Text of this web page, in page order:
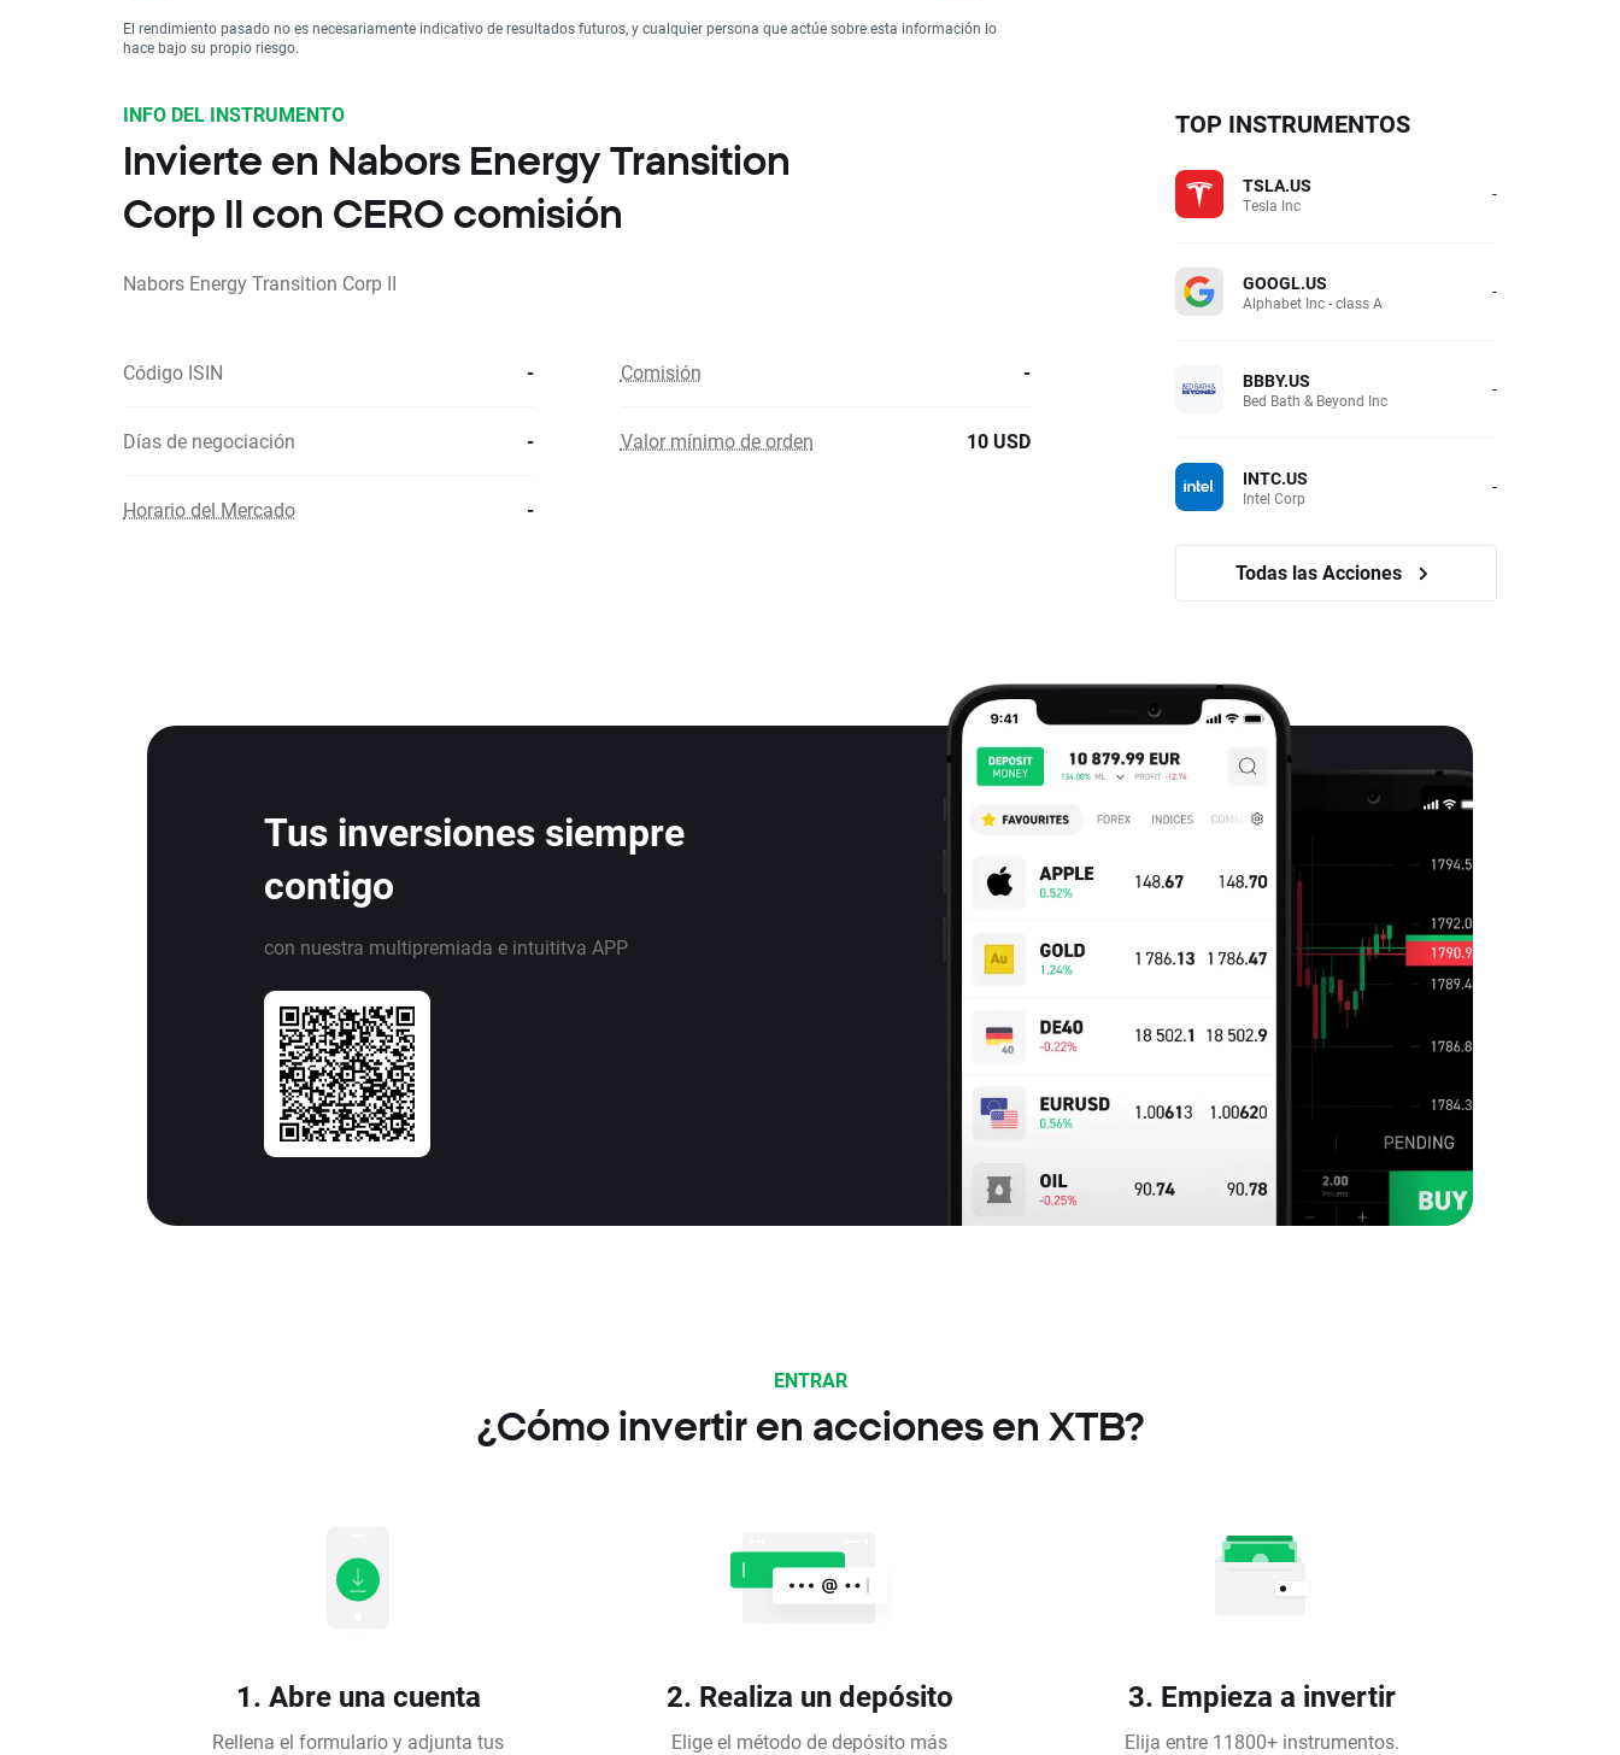
El rendimiento pasado no es necesariamente indicativo de resultados futuros, y cualquier persona que actúe sobre esta información lo
hace bajo su propio riesgo.
INFO DEL INSTRUMENTO
Invierte en Nabors Energy Transition
Corp II con CERO comisión
Nabors Energy Transition Corp II
Código ISIN - Comisión -
Días de negociación - Valor mínimo de orden 10 USD
Horario del Mercado -
TOP INSTRUMENTOS
TSLA.US
Tesla Inc -
GOOGL.US
Alphabet Inc - class A -
BBBY.US
Bed Bath & Beyond Inc -
INTC.US
Intel Corp -
Todas las Acciones
Tus inversiones siempre
contigo
con nuestra multipremiada e intuititva APP
ENTRAR
¿Cómo invertir en acciones en XTB?
1. Abre una cuenta
Rellena el formulario y adjunta tus
2. Realiza un depósito
Elige el método de depósito más
3. Empieza a invertir
Elija entre 11800+ instrumentos.